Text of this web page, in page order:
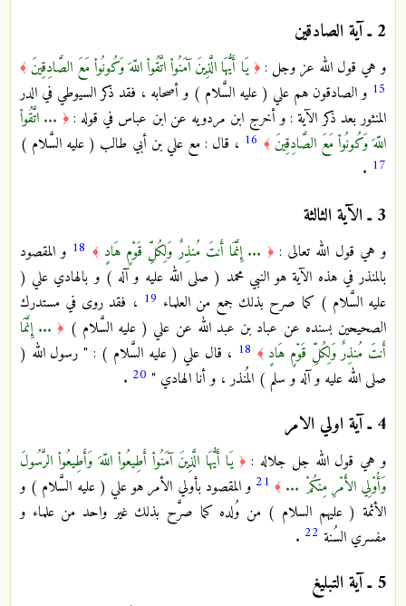
2 ـ آية الصادقين
و هي قول الله عز وجل :﴿ يَا أَيُّهَا الَّذِينَ آمَنُواْ اتَّقُواْ اللّهَ وَكُونُواْ مَعَ الصَّادِقِينَ ﴾
15 و الصادقون هم علي ( عليه السَّلام ) و أصحابه ، فقد ذكر السيوطي في الدر
المنثور بعد ذكر الآية : و أخرج ابن مردويه عن ابن عباس في قوله :﴿ ... اتَّقُواْ
اللّهَ وَكُونُواْ مَعَ الصَّادِقِينَ﴾ 16 ، قال : مع علي بن أبي طالب ( عليه السَّلام )
17
.
3 ـ الآية الثالثة
و هي قول الله تعالى :﴿ ... إِنَّمَا أَنتَ مُنذِرٌ وَلِكُلِّ قَوْمٍ هَادٍ﴾ 18 و المقصود
بالمنذر في هذه الآية هو النبي محمد ( صلى الله عليه و آله ) و بالهادي علي (
عليه السَّلام ) كما صرح بذلك جمع من العلماء 19 ، فقد روى في مستدرك
الصحيحين بسنده عن عباد بن عبد الله عن علي ( عليه السَّلام ) ﴿ ... إِنَّمَا
أَنتَ مُنذِرٌ وَلِكُلِّ قَوْمٍ هَادٍ﴾ 18 ، قال علي ( عليه السَّلام ) : " رسول الله (
صلى الله عليه و آله و سلم ) المُنذر ، و أنا الهادي " 20
.
4 ـ آية اولي الامر
و هي قول الله جل جلاله : ﴿ يَا أَيُّهَا الَّذِينَ آمَنُواْ أَطِيعُواْ اللّهَ وَأَطِيعُواْ الرَّسُولَ
وَأُوْلِي الأَمْرِ مِنكُمْ ... ﴾ 21 و المقصود بأولي الأمر هو علي ( عليه السَّلام ) و
الأئمة ( عليهم السلام ) من وُلده كما صرَّح بذلك غير واحد من علماء و
مفسري السُنة 22
.
5 ـ آية التبليغ